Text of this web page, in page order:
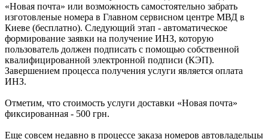
«Новая почта» или возможность самостоятельно забрать
изготовленые номера в Главном сервисном центре МВД в
Киеве (бесплатно). Следующий этап - автоматическое
формирование заявки на получение ИНЗ, которую
пользователь должен подписать с помощью собственной
квалифицированной электронной подписи (КЭП).
Завершением процесса получения услуги является оплата
ИНЗ.
Отметим, что стоимость услуги доставки «Новая почта»
фиксированная - 500 грн.
Еще совсем недавно в процессе заказа номеров автовладельцы